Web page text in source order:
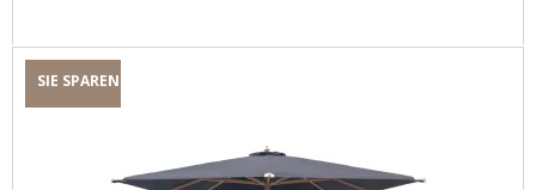
SIE SPAREN